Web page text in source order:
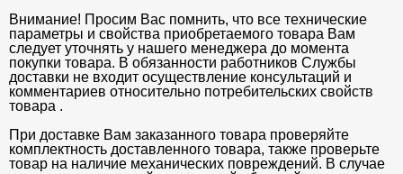
Внимание! Просим Вас помнить, что все технические
параметры и свойства приобретаемого товара Вам
следует уточнять у нашего менеджера до момента
покупки товара. В обязанности работников Службы
доставки не входит осуществление консультаций и
комментариев относительно потребительских свойств
товара .
При доставке Вам заказанного товара проверяйте
комплектность доставленного товара, также проверьте
товар на наличие механических повреждений. В случае